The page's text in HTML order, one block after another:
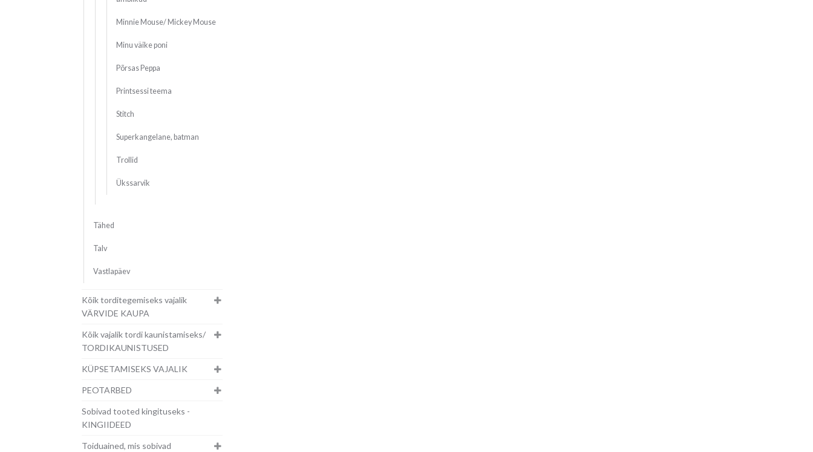
Minnie Mouse/ Mickey Mouse
Minu väike poni
Põrsas Peppa
Printsessi teema
Stitch
Superkangelane, batman
Trollid
Ükssarvik
Tähed
Talv
Vastlapäev
Kõik torditegemiseks vajalik
VÄRVIDE KAUPA
Kõik vajalik tordi kaunistamiseks/
TORDIKAUNISTUSED
KÜPSETAMISEKS VAJALIK
PEOTARBED
Sobivad tooted kingituseks -
KINGIIDEED
Toiduained, mis sobivad